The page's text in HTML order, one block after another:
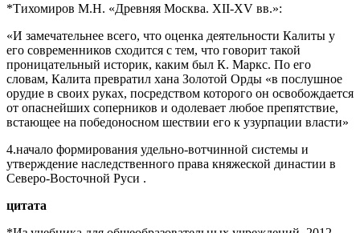
*Тихомиров М.Н. «Древняя Москва. XII-XV вв.»:
«И за­мечательнее всего, что оценка деятель­ности Калиты у
его современников сходится с тем, что говорит такой
проницательный историк, каким был К. Маркс. По его
словам, Калита пре­вратил хана Золотой Орды «в послуш­ное
орудие в своих руках, посредством которого он освобождается
от опасней­ших соперников и одолевает любое пре­пятствие,
встающее на победоносном шествии его к узурпации власти»
4.начало формирования удельно-вотчинной системы и
утверждение наследственного права княжеской династии в
Северо-Восточной Руси .
цитата